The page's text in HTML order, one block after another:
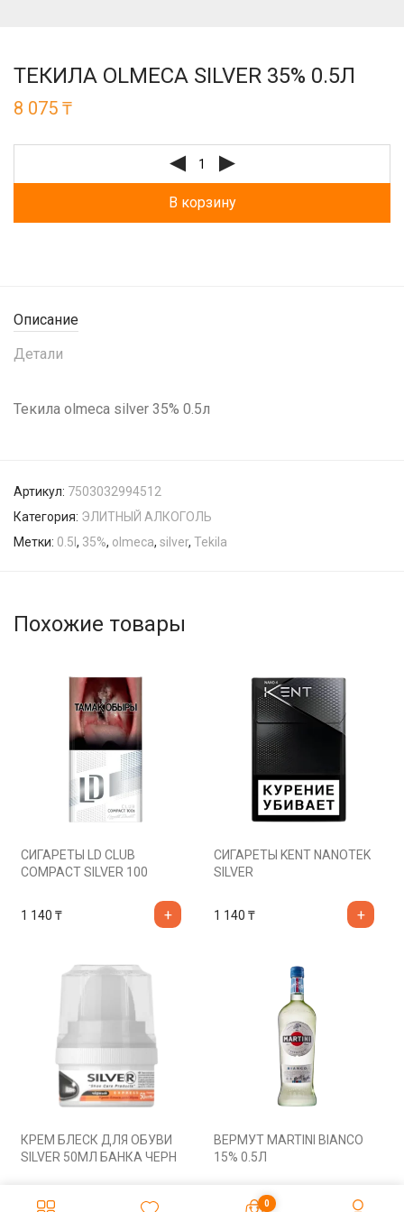
ТЕКИЛА OLMECA SILVER 35% 0.5Л
8 075 ₸
В корзину
Описание
Детали
Текила olmeca silver 35% 0.5л
Артикул: 7503032994512
Категория: ЭЛИТНЫЙ АЛКОГОЛЬ
Метки: 0.5l , 35%, olmeca, silver, Tekila
Похожие товары
СИГАРЕТЫ LD CLUB
COMPACT SILVER 100
1 140 ₸
СИГАРЕТЫ KENT NANOTEK
SILVER
1 140 ₸
КРЕМ БЛЕСК ДЛЯ ОБУВИ
SILVER 50МЛ БАНКА ЧЕРН
610₸
ВЕРМУТ MARTINI BIANCO
15% 0.5Л
₸ 0